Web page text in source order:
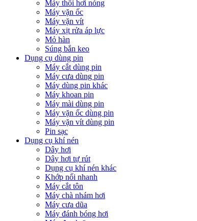
Máy thổi hơi nóng
Máy vặn ốc
Máy vặn vít
Máy xịt rửa áp lực
Mỏ hàn
Súng bắn keo
Dụng cụ dùng pin
Máy cắt dùng pin
Máy cưa dùng pin
Máy dùng pin khác
Máy khoan pin
Máy mài dùng pin
Máy vặn ốc dùng pin
Máy vặn vít dùng pin
Pin sạc
Dụng cụ khí nén
Dây hơi
Dây hơi tự rút
Dụng cụ khí nén khác
Khớp nối nhanh
Máy cắt tôn
Máy chà nhám hơi
Máy cưa dũa
Máy đánh bóng hơi